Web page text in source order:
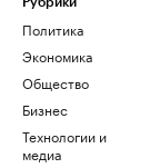
Политика
Экономика
Общество
Бизнес
Технологии и
медиа